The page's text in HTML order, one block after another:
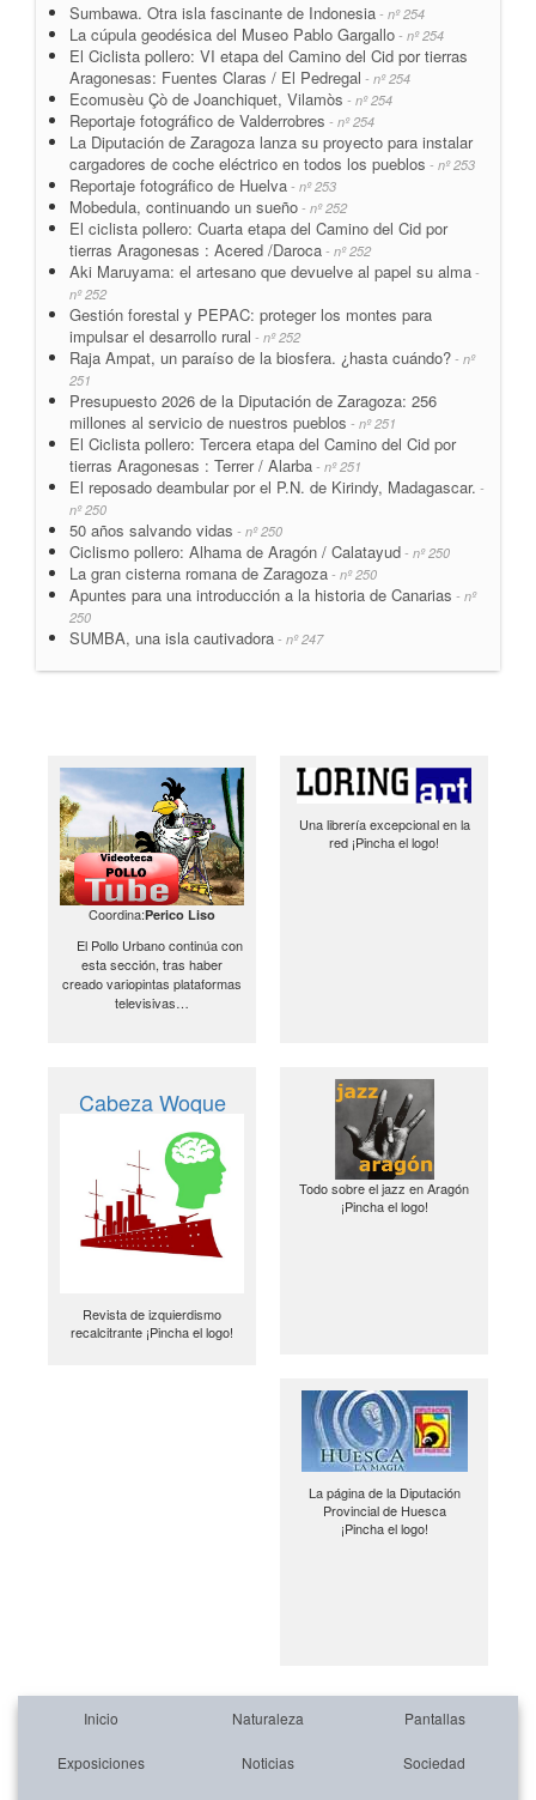
Sumbawa. Otra isla fascinante de Indonesia - nº 254
La cúpula geodésica del Museo Pablo Gargallo - nº 254
El Ciclista pollero: VI etapa del Camino del Cid por tierras
Aragonesas: Fuentes Claras / El Pedregal - nº 254
Ecomusèu Çò de Joanchiquet, Vilamòs - nº 254
Reportaje fotográfico de Valderrobres - nº 254
La Diputación de Zaragoza lanza su proyecto para instalar
cargadores de coche eléctrico en todos los pueblos - nº 253
Reportaje fotográfico de Huelva - nº 253
Mobedula, continuando un sueño - nº 252
El ciclista pollero: Cuarta etapa del Camino del Cid por
tierras Aragonesas : Acered /Daroca - nº 252
Aki Maruyama: el artesano que devuelve al papel su alma -
nº 252
Gestión forestal y PEPAC: proteger los montes para
impulsar el desarrollo rural - nº 252
Raja Ampat, un paraíso de la biosfera. ¿hasta cuándo? - nº
251
Presupuesto 2026 de la Diputación de Zaragoza: 256
millones al servicio de nuestros pueblos - nº 251
El Ciclista pollero: Tercera etapa del Camino del Cid por
tierras Aragonesas : Terrer / Alarba - nº 251
El reposado deambular por el P.N. de Kirindy, Madagascar. -
nº 250
50 años salvando vidas - nº 250
Ciclismo pollero: Alhama de Aragón / Calatayud - nº 250
La gran cisterna romana de Zaragoza - nº 250
Apuntes para una introducción a la historia de Canarias - nº
250
SUMBA, una isla cautivadora - nº 247
Coordina:Perico Liso
El Pollo Urbano continúa con
esta sección, tras haber
creado variopintas plataformas
televisivas…
Una librería excepcional en la
red ¡Pincha el logo!
Cabeza Woque
Revista de izquierdismo
recalcitrante ¡Pincha el logo!
Todo sobre el jazz en Aragón
¡Pincha el logo!
La página de la Diputación
Provincial de Huesca
¡Pincha el logo!
Inicio Naturaleza Pantallas
Exposiciones Noticias Sociedad